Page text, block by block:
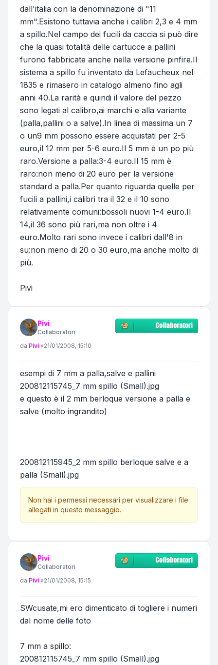
dall'italia con la denominazione di "11
mm".Esistono tuttavia anche i calibri 2,3 e 4 mm
a spillo.Nel campo dei fucili da caccia si può dire
che la quasi totalità delle cartucce a pallini
furono fabbricate anche nella versione pinfire.Il
sistema a spillo fu inventato da Lefaucheux nel
1835 e rimasero in catalogo almeno fino agli
anni 40.La rarità e quindi il valore del pezzo
sono legati al calibro,ai marchi e alla variante
(palla,pallini o a salve).In linea di massima un 7
o un9 mm possono essere acquistati per 2-5
euro,il 12 mm per 5-6 euro.Il 5 mm è un po più
raro.Versione a palla:3-4 euro.Il 15 mm è
raro:non meno di 20 euro per la versione
standard a palla.Per quanto riguarda quelle per
fucili a pallini,i calibri tra il 32 e il 10 sono
relativamente comuni:bossoli nuovi 1-4 euro.Il
14,il 36 sono più rari,ma non oltre i 4
euro.Molto rari sono invece i calibri dall'8 in
su:non meno di 20 o 30 euro,ma anche molto di
più.
Pivi
Pivi
Collaboratori
Messaggio
da Pivi »21/01/2008, 15:10
esempi di 7 mm a palla,salve e pallini
200812115745_7 mm spillo (Small).jpg
e questo è il 2 mm berloque versione a palla e
salve (molto ingrandito)
200812115945_2 mm spillo berloque salve e a
palla (Small).jpg
Non hai i permessi necessari per visualizzare i file
allegati in questo messaggio.
Pivi
Collaboratori
Messaggio
da Pivi »21/01/2008, 15:15
SWcusate,mi ero dimenticato di togliere i numeri
dal nome delle foto
7 mm a spillo:
200812115745_7 mm spillo (Small).jpg